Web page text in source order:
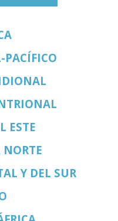
PACÍFICO
ESTE
NORTE
Y DEL SUR